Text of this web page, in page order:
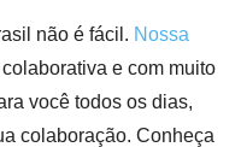
não é fácil. Nossa
e com muito
você todos os dias,
colaboração. Conheça